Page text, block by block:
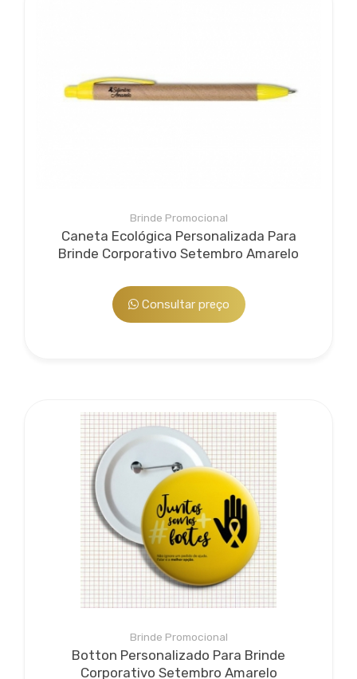
Brinde Promocional
Caneta Ecológica Personalizada Para
Brinde Corporativo Setembro Amarelo
Consultar preço
Brinde Promocional
Botton Personalizado Para Brinde
Corporativo Setembro Amarelo